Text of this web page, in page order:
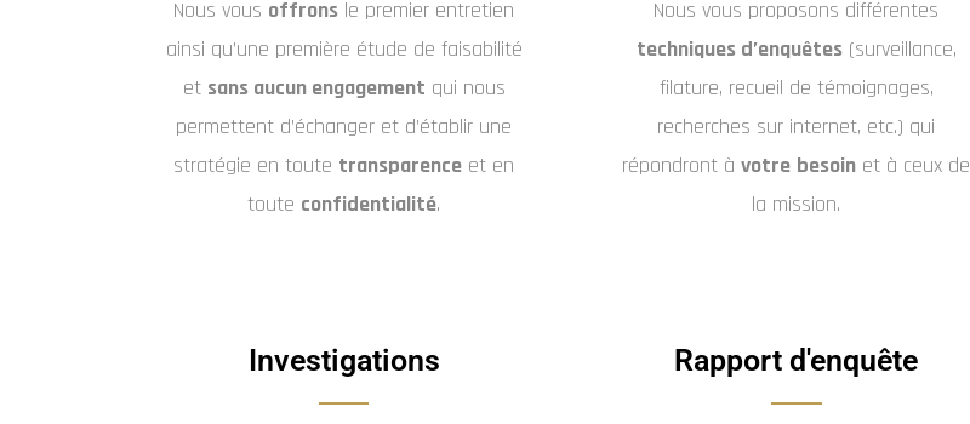
Nous vous offrons le premier entretien
ainsi qu’une première étude de faisabilité
et sans aucun engagement qui nous
permettent d’échanger et d’établir une
stratégie en toute transparence et en
toute confidentialité.
Nous vous proposons différentes
techniques d’enquêtes(surveillance,
filature, recueil de témoignages,
recherches sur internet, etc.) qui
répondront àvotre besoin et à ceux de
la mission.
Investigations Rapport d'enquête